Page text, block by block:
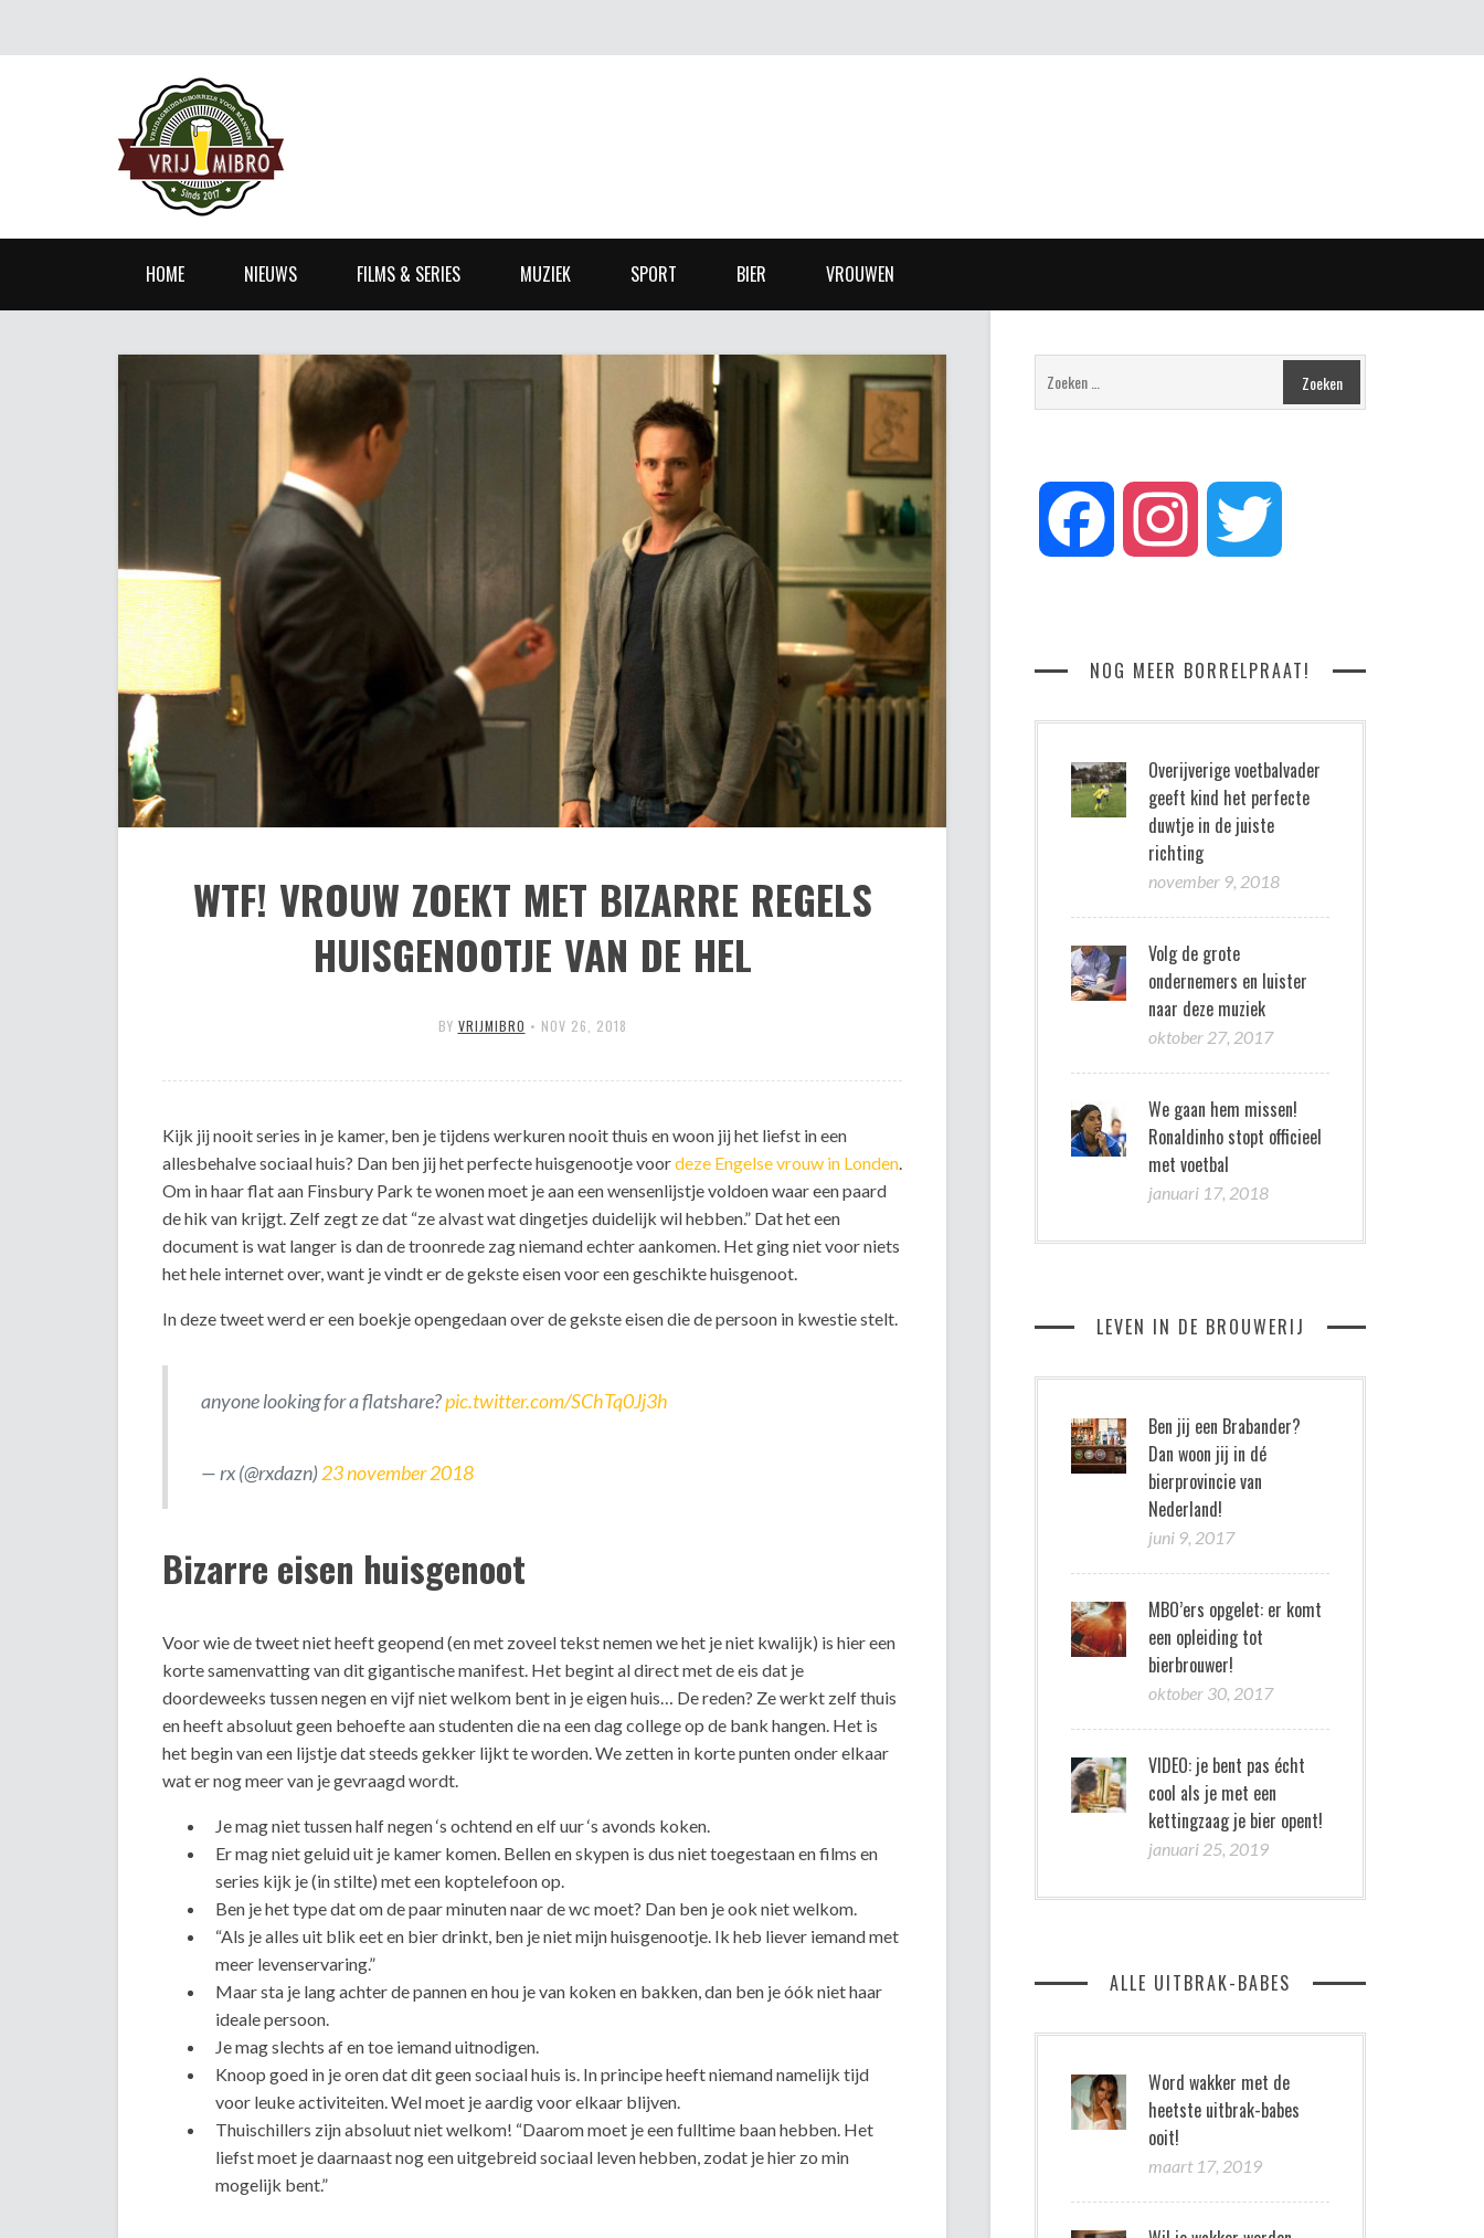
HOME NIEUWS FILMS & SERIES MUZIEK SPORT BIER VROUWEN
WTF! VROUW ZOEKT MET BIZARRE REGELS
HUISGENOOTJE VAN DE HEL
BY VRIJMIBRO • NOV 26, 2018
Kijk jij nooit series in je kamer, ben je tijdens werkuren nooit thuis en woon jij het liefst in een
allesbehalve sociaal huis? Dan ben jij het perfecte huisgenootje voordeze Engelse vrouw in Londen.
Om in haar flat aan Finsbury Park te wonen moet je aan een wensenlijstje voldoen waar een paard
de hik van krijgt. Zelf zegt ze dat “ze alvast wat dingetjes duidelijk wil hebben.” Dat het een
document is wat langer is dan de troonrede zag niemand echter aankomen. Het ging niet voor niets
het hele internet over, want je vindt er de gekste eisen voor een geschikte huisgenoot.
In deze tweet werd er een boekje opengedaan over de gekste eisen die de persoon in kwestie stelt.
anyone looking for a flatshare?pic.twitter.com/SChTq0Jj3h
— rx (@rxdazn)23 november 2018
Bizarre eisen huisgenoot
Voor wie de tweet niet heeft geopend (en met zoveel tekst nemen we het je niet kwalijk) is hier een
korte samenvatting van dit gigantische manifest. Het begint al direct met de eis dat je
doordeweeks tussen negen en vijf niet welkom bent in je eigen huis… De reden? Ze werkt zelf thuis
en heeft absoluut geen behoefte aan studenten die na een dag college op de bank hangen. Het is
het begin van een lijstje dat steeds gekker lijkt te worden. We zetten in korte punten onder elkaar
wat er nog meer van je gevraagd wordt.
Je mag niet tussen half negen ‘s ochtend en elf uur ‘s avonds koken.
Er mag niet geluid uit je kamer komen. Bellen en skypen is dus niet toegestaan en films en
series kijk je (in stilte) met een koptelefoon op.
Ben je het type dat om de paar minuten naar de wc moet? Dan ben je ook niet welkom.
“Als je alles uit blik eet en bier drinkt, ben je niet mijn huisgenootje. Ik heb liever iemand met
meer levenservaring.”
Maar sta je lang achter de pannen en hou je van koken en bakken, dan ben je óók niet haar
ideale persoon.
Je mag slechts af en toe iemand uitnodigen.
Knoop goed in je oren dat dit geen sociaal huis is. In principe heeft niemand namelijk tijd
voor leuke activiteiten. Wel moet je aardig voor elkaar blijven.
Thuischillers zijn absoluut niet welkom! “Daarom moet je een fulltime baan hebben. Het
liefst moet je daarnaast nog een uitgebreid sociaal leven hebben, zodat je hier zo min
mogelijk bent.”
Facebook Instagram
NOG MEER BORRELPRAAT!
Overijverige voetbalvader
geeft kind het perfecte
duwtje in de juiste
richting
november 9, 2018
Volg de grote
ondernemers en luister
naar deze muziek
oktober 27, 2017
We gaan hem missen!
Ronaldinho stopt officieel
met voetbal
januari 17, 2018
LEVEN IN DE BROUWERIJ
Ben jij een Brabander?
Dan woon jij in dé
bierprovincie van
Nederland!
juni 9, 2017
MBO’ers opgelet: er komt
een opleiding tot
bierbrouwer!
oktober 30, 2017
VIDEO: je bent pas écht
cool als je met een
kettingzaag je bier opent!
januari 25, 2019
ALLE UITBRAK-BABES
Word wakker met de
heetste uitbrak-babes
ooit!
maart 17, 2019